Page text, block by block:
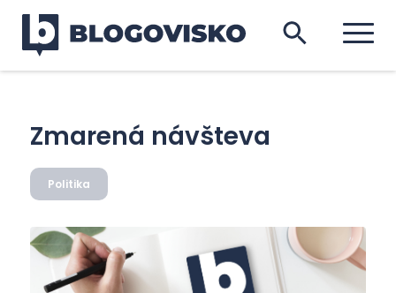
Zmarená návšteva
Politika